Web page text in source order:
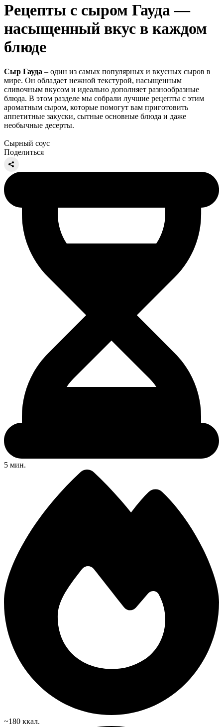
Рецепты с сыром Гауда —
насыщенный вкус в каждом
блюде
Сыр Гауда – один из самых популярных и вкусных сыров в
мире. Он обладает нежной текстурой, насыщенным
сливочным вкусом и идеально дополняет разнообразные
блюда. В этом разделе мы собрали лучшие рецепты с этим
ароматным сыром, которые помогут вам приготовить
аппетитные закуски, сытные основные блюда и даже
необычные десерты.
Сырный соус
Поделиться
5 мин.
~180 ккал.